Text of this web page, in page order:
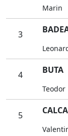
Marin
3
4 BUTA
Teodor
5